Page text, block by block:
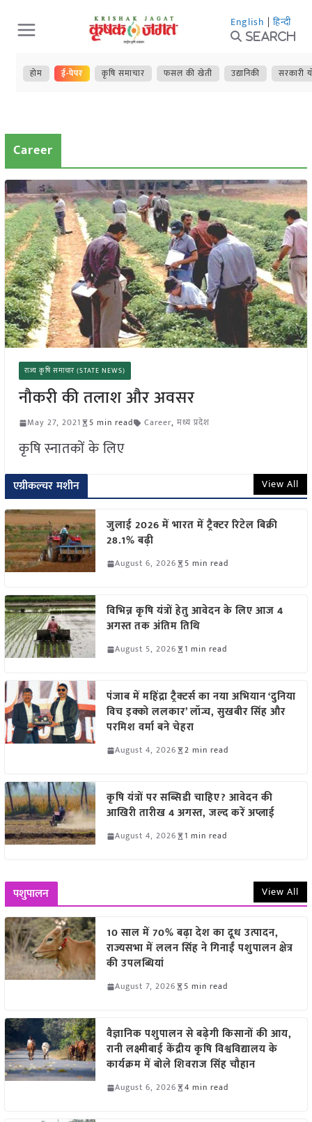
Skip
to
content
English | हिन्दी
Search
होम ई-पेपर कृषि समाचार फसल की खेती उद्यानिकी सरकारी
Career
राज्य कृषि समाचार (STATE NEWS)
नौकरी की तलाश और अवसर
May 27, 2021 5 min read Career, मध्य प्रदेश
कृषि स्नातकों के लिए
एग्रीकल्चर मशीन View All
जुलाई 2026 में भारत में ट्रैक्टर रिटेल बिक्री
28.1% बढ़ी
August 6, 2026 5 min read
विभिन्न कृषि यंत्रों हेतु आवेदन के लिए आज 4
अगस्त तक अंतिम तिथि
August 5, 2026 1 min read
पंजाब में महिंद्रा ट्रैक्टर्स का नया अभियान ‘दुनिया
विच इक्को ललकार’ लॉन्च, सुखबीर सिंह और
परमिश वर्मा बने चेहरा
August 4, 2026 2 min read
कृषि यंत्रों पर सब्सिडी चाहिए? आवेदन की
आखिरी तारीख 4 अगस्त, जल्द करें अप्लाई
August 4, 2026 1 min read
पशुपालन View All
10 साल में 70% बढ़ा देश का दूध उत्पादन,
राज्यसभा में ललन सिंह ने गिनाईं पशुपालन क्षेत्र
की उपलब्धियां
August 7, 2026 5 min read
वैज्ञानिक पशुपालन से बढ़ेगी किसानों की आय,
रानी लक्ष्मीबाई केंद्रीय कृषि विश्वविद्यालय के
कार्यक्रम में बोले शिवराज सिंह चौहान
August 6, 2026 4 min read